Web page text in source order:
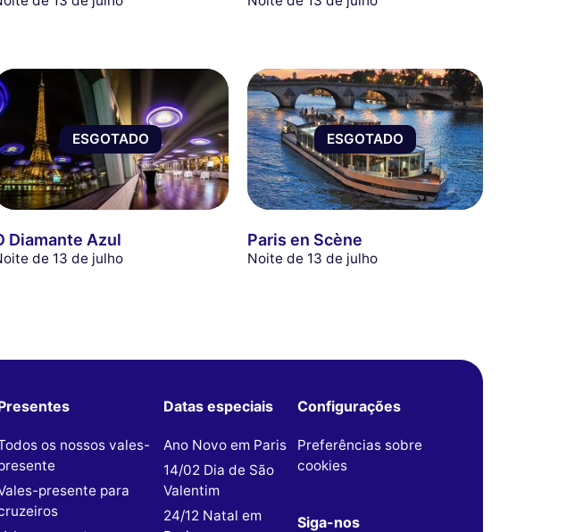
ESGOTADO
Diamante Azul
de 13 de julho
ESGOTADO
Paris en Scène
Noite de 13 de julho
os nossos vales-
presente para
Datas especiais
Ano Novo em Paris
14/02 Dia de São
Valentim
24/12 Natal em
Configurações
Preferências sobre
cookies
Siga-nos